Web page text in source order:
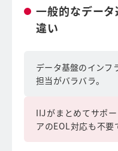
一般的なデー
違い
データ基盤のインフ
担当がバラバラ。
IIJがまとめてサポ
アのEOL対応も不要